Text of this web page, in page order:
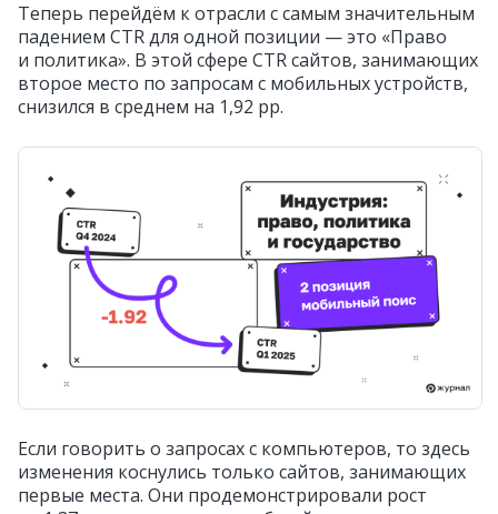
Теперь перейдём к отрасли с самым значительным
падением CTR для одной позиции — это «Право
и политика». В этой сфере CTR сайтов, занимающих
второе место по запросам с мобильных устройств,
снизился в среднем на 1,92 pp.
Если говорить о запросах с компьютеров, то здесь
изменения коснулись только сайтов, занимающих
первые места. Они продемонстрировали рост